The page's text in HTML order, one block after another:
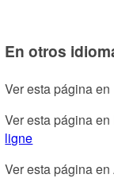
En otros
Ver esta página en
Ver esta página en
ligne
Ver esta página en